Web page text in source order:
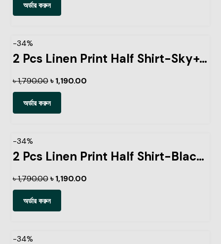
অর্ডার করুন
-34%
2 Pcs Linen Print Half Shirt-Sky+Ash
৳1,790.00 ৳1,190.00
অর্ডার করুন
-34%
2 Pcs Linen Print Half Shirt-Black-+Kathal
৳1,790.00 ৳1,190.00
অর্ডার করুন
-34%